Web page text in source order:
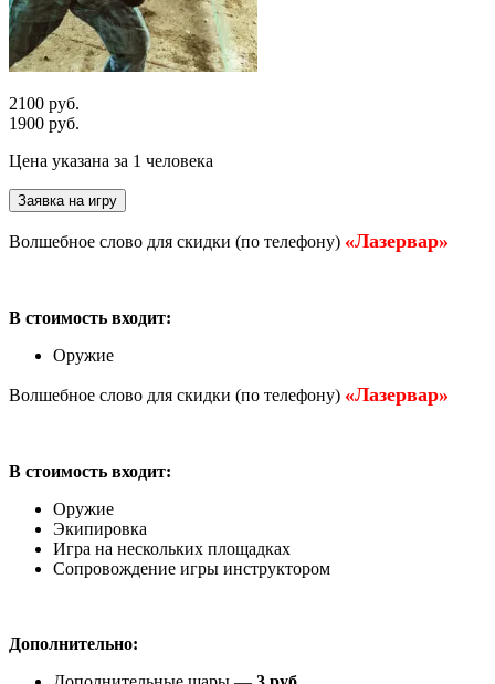
2100 руб.
1900 руб.
Цена указана за 1 человека
Заявка на игру
Волшебное слово для скидки (по телефону) «Лазервар»
В стоимость входит:
Оружие
Волшебное слово для скидки (по телефону) «Лазервар»
В стоимость входит:
Оружие
Экипировка
Игра на нескольких площадках
Сопровождение игры инструктором
Дополнительно: